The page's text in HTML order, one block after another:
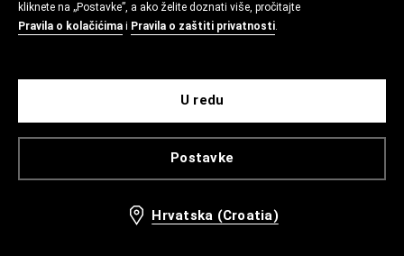
kliknete na „Postavke”, a ako želite doznati više, pročitajte
Pravila o kolačićima i Pravila o zaštiti privatnosti.
Postavke
U redu
Hrvatska (Croatia)